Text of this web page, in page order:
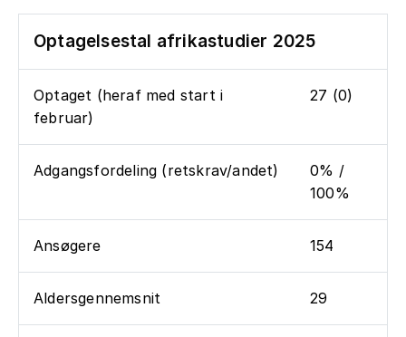
Optagelsestal afrikastudier 2025
Optaget (heraf med start i
februar)
27 (0)
Adgangsfordeling (retskrav/andet)
0% /
100%
Ansøgere 154
Aldersgennemsnit 29